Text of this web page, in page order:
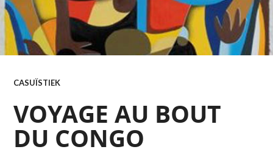
CASUÏSTIEK
VOYAGE AU BOUT
DU CONGO